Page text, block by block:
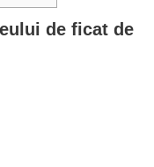
de ficat de